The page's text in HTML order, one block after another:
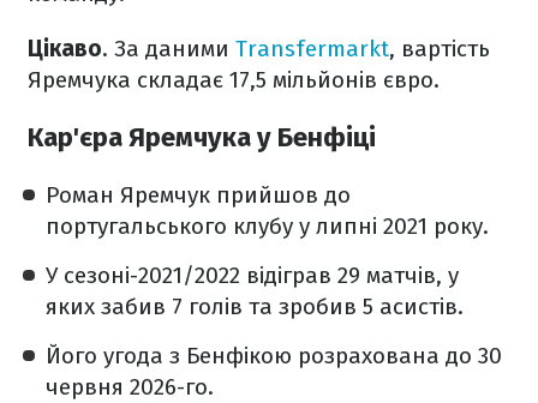
Цікаво. За даними Transfermarkt, вартість
Яремчука складає 17,5 мільйонів євро.
Кар'єра Яремчука у Бенфіці
Роман Яремчук прийшов до
португальського клубу у липні 2021 року.
У сезоні-2021/2022 відіграв 29 матчів, у
яких забив 7 голів та зробив 5 асистів.
Його угода з Бенфікою розрахована до 30
червня 2026-го.